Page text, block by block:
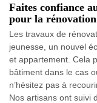
Faites confiance
pour la
Les travaux de
jeunesse, un nouvel
et appartement. Cela
bâtiment dans le cas
n’hésitez pas à
Nos artisans ont suivi